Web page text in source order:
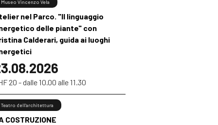
nel Parco. "Il linguaggio
delle piante" con
Calderari, guida ai luoghi
Museo Vincenzo Vela
20 - dalle 10.00 alle 11.30
COSTRUZIONE
Teatro dell’architettura